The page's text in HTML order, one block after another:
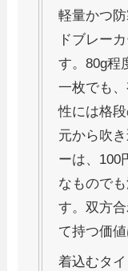
軽量かつ
ドブレー
す。80g程
一枚でも
性には格
元から吹
ーは、100
なもので
す。双方
て持つ価値
着込むタ